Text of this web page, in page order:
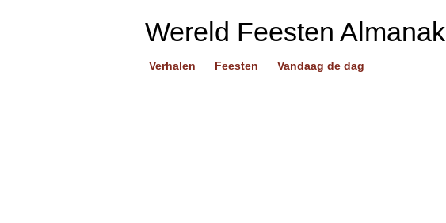
Wereld Feesten Almanak
Verhalen Feesten Vandaag de dag